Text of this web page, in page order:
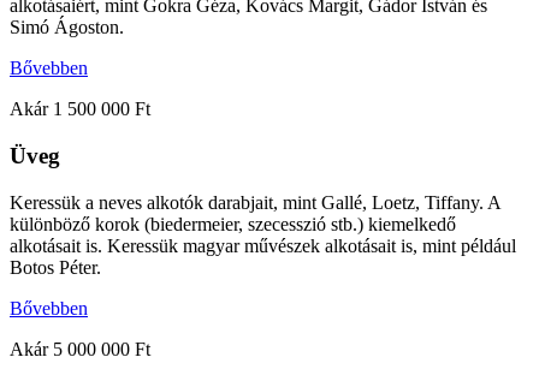
alkotásaiért, mint Gokra Géza, Kovács Margit, Gádor István és
Simó Ágoston.
Bővebben
Akár 1 500 000 Ft
Üveg
Keressük a neves alkotók darabjait, mint Gallé, Loetz, Tiffany. A
különböző korok (biedermeier, szecesszió stb.) kiemelkedő
alkotásait is. Keressük magyar művészek alkotásait is, mint például
Botos Péter.
Bővebben
Akár 5 000 000 Ft